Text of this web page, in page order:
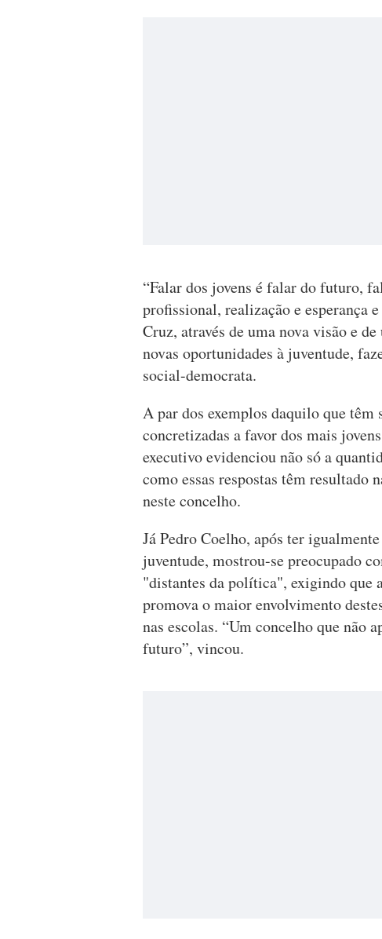
“Falar dos jovens é falar do futuro,
profissional, realização e esperança
Cruz, através de uma nova visão e
novas oportunidades à juventude,
social-democrata.
A par dos exemplos daquilo que
concretizadas a favor dos mais
executivo evidenciou não só a
como essas respostas têm resultado
neste concelho.
Já Pedro Coelho, após ter
juventude, mostrou-se preocupado
"distantes da política", exigindo que
promova o maior envolvimento
nas escolas. “Um concelho que não
futuro”, vincou.